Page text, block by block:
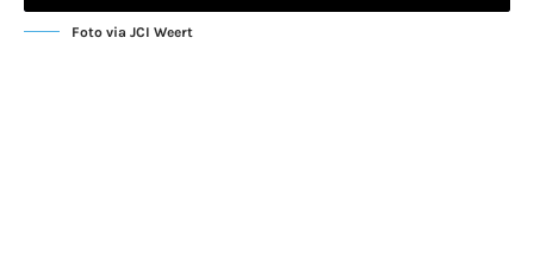
Foto via JCI Weert